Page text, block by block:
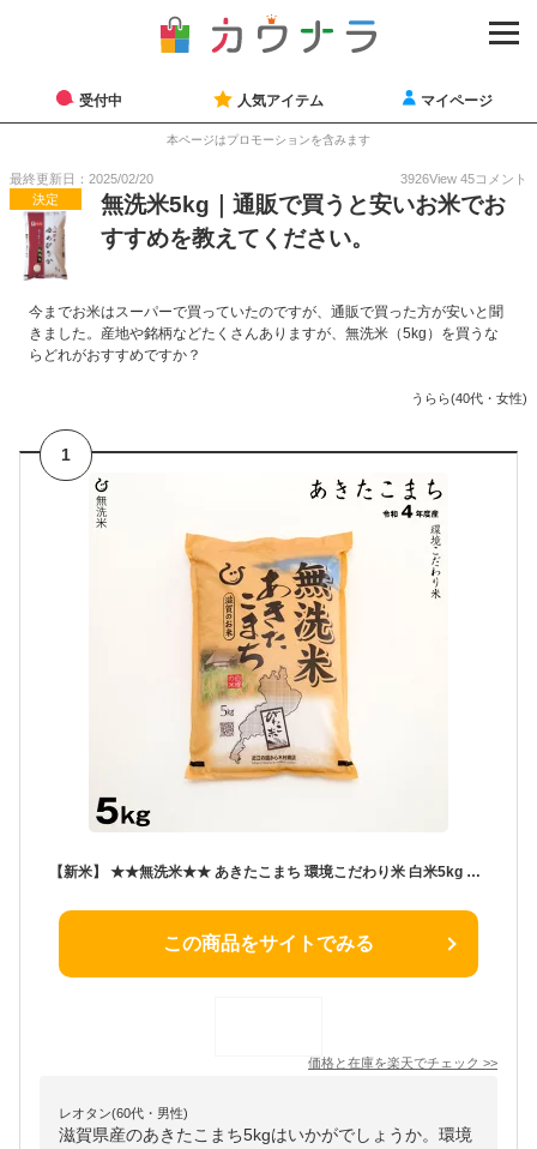
受付中 人気アイテム マイページ
本ページはプロモーションを含みます
最終更新日：2025/02/20 3926View 45コメント
決定
無洗米5kg｜通販で買うと安いお米でお
すすめを教えてください。
今までお米はスーパーで買っていたのですが、通販で買った方が安いと聞
きました。産地や銘柄などたくさんありますが、無洗米（5kg）を買うな
らどれがおすすめですか？
うらら(40代・女性)
1
【新米】 ★★無洗米★★ あきたこまち 環境こだわり米 白米5kg お米 令和4年 滋賀県産
この商品をサイトでみる
価格と在庫を楽天でチェック >>
レオタン(60代・男性)
滋賀県産のあきたこまち5kgはいかがでしょうか。環境